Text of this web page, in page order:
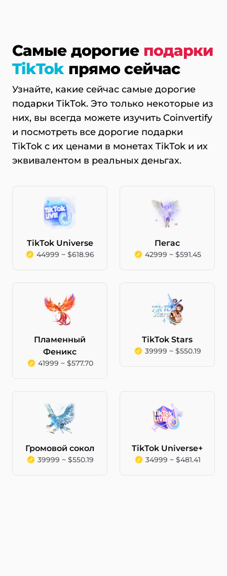
Самые дорогие подарки
TikTokпрямо сейчас
Узнайте, какие сейчас самые дорогие
подарки TikTok. Это только некоторые из
них, вы всегда можете изучить Coinvertify
и посмотреть все дорогие подарки
TikTok с их ценами в монетах TikTok и их
эквивалентом в реальных деньгах.
TikTok Universe
44999 ~ $618.96
Пегас
42999 ~ $591.45
Пламенный
Феникс
41999 ~ $577.70
TikTok Stars
39999 ~ $550.19
Громовой сокол
39999 ~ $550.19
TikTok Universe+
34999 ~ $481.41